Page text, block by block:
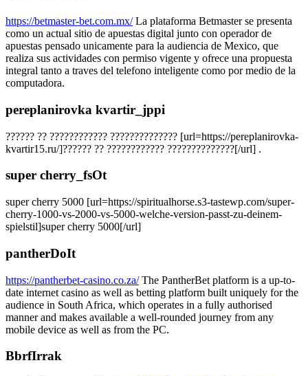
https://betmaster-bet.com.mx/La plataforma Betmaster se presenta
como un actual sitio de apuestas digital junto con operador de
apuestas pensado unicamente para la audiencia de Mexico, que
realiza sus actividades con permiso vigente y ofrece una propuesta
integral tanto a traves del telefono inteligente como por medio de la
computadora.
pereplanirovka kvartir_jppi
?????? ?? ???????????? ?????????????? [url=https://pereplanirovka-
kvartir15.ru/]?????? ?? ???????????? ??????????????[/url] .
super cherry_fsOt
super cherry 5000 [url=https://spiritualhorse.s3-tastewp.com/super-
cherry-1000-vs-2000-vs-5000-welche-version-passt-zu-deinem-
spielstil]super cherry 5000[/url]
pantherDoIt
https://pantherbet-casino.co.za/The PantherBet platform is a up-to-
date internet casino as well as betting platform built uniquely for the
audience in South Africa, which operates in a fully authorised
manner and makes available a well-rounded journey from any
mobile device as well as from the PC.
BbrfIrrak